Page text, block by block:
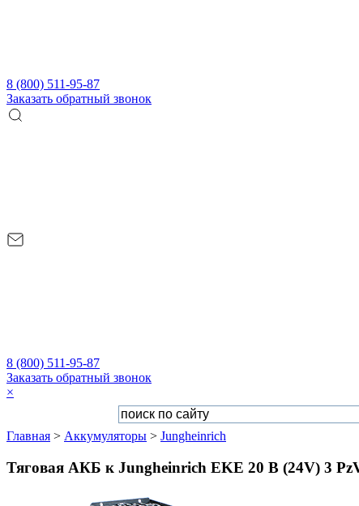
8 (800) 511-95-87
Заказать обратный звонок
8 (800) 511-95-87
Заказать обратный звонок
×
Главная > Аккумуляторы > Jungheinrich
Тяговая АКБ к Jungheinrich EKE 20 B (24V) 3